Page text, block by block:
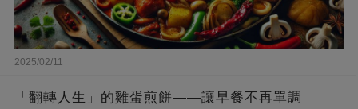
2025/02/11
「翻轉人生」的雞蛋煎餅——讓早餐不再單調